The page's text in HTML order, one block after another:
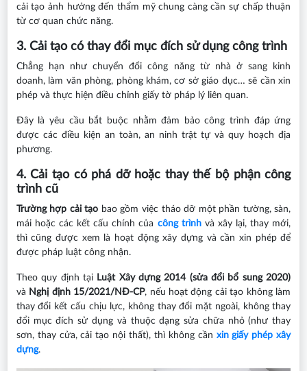
cải tạo ảnh hưởng đến thẩm mỹ chung càng cần sự chấp thuận
từ cơ quan chức năng.
3. Cải tạo có thay đổi mục đích sử dụng công trình
Chẳng hạn như chuyển đổi công năng từ nhà ở sang kinh
doanh, làm văn phòng, phòng khám, cơ sở giáo dục… sẽ cần xin
phép và thực hiện điều chỉnh giấy tờ pháp lý liên quan.
Đây là yêu cầu bắt buộc nhằm đảm bảo công trình đáp ứng
được các điều kiện an toàn, an ninh trật tự và quy hoạch địa
phương.
4. Cải tạo có phá dỡ hoặc thay thế bộ phận công
trình cũ
Trường hợp cải tạo bao gồm việc tháo dỡ một phần tường, sàn,
mái hoặc các kết cấu chính của công trìnhvà xây lại, thay mới,
thì cũng được xem là hoạt động xây dựng và cần xin phép để
được pháp luật công nhận.
Theo quy định tại Luật Xây dựng 2014 (sửa đổi bổ sung 2020)
và Nghị định 15/2021/NĐ-CP, nếu hoạt động cải tạo không làm
thay đổi kết cấu chịu lực, không thay đổi mặt ngoài, không thay
đổi mục đích sử dụng và thuộc dạng sửa chữa nhỏ (như thay
sơn, thay cửa, cải tạo nội thất), thì không cần xin giấy phép xây
dựng.